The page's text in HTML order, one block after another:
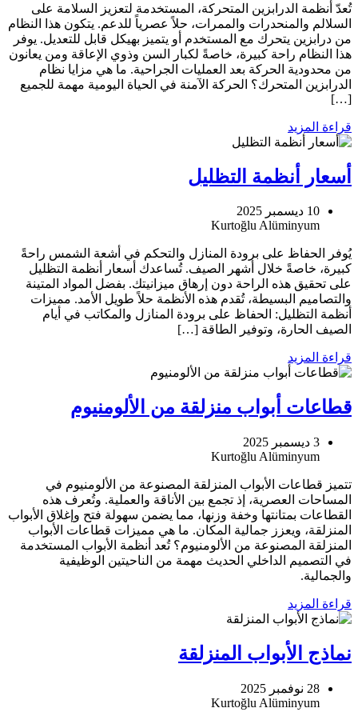
تُعدّ أنظمة الدرابزين المتحركة، المستخدمة لتعزيز السلامة على
السلالم والمنحدرات والممرات، حلاً عصرياً للدعم. يتكون هذا النظام
من درابزين يتحرك مع المستخدم أو يتميز بهيكل قابل للتعديل. يوفر
هذا النظام راحة كبيرة، خاصةً لكبار السن وذوي الإعاقة ومن يعانون
من محدودية الحركة بعد العمليات الجراحية. ما هي مزايا نظام
الدرابزين المتحرك؟ الحركة الآمنة في الحياة اليومية مهمة للجميع
[…]
قراءة المزيد
أسعار أنظمة التظليل
10 ديسمبر 2025
يُوفر الحفاظ على برودة المنازل والتحكم في أشعة الشمس راحةً
كبيرة، خاصةً خلال أشهر الصيف. تُساعدك أسعار أنظمة التظليل
على تحقيق هذه الراحة دون إرهاق ميزانيتك. بفضل المواد المتينة
والتصاميم البسيطة، تُقدم هذه الأنظمة حلاً طويل الأمد. مميزات
أنظمة التظليل: الحفاظ على برودة المنازل والمكاتب في أيام
الصيف الحارة، وتوفير الطاقة […]
قراءة المزيد
قطاعات أبواب منزلقة من الألومنيوم
3 ديسمبر 2025
تتميز قطاعات الأبواب المنزلقة المصنوعة من الألومنيوم في
المساحات العصرية، إذ تجمع بين الأناقة والعملية. وتُعرف هذه
القطاعات بمتانتها وخفة وزنها، مما يضمن سهولة فتح وإغلاق الأبواب
المنزلقة، ويعزز جمالية المكان. ما هي مميزات قطاعات الأبواب
المنزلقة المصنوعة من الألومنيوم؟ تُعد أنظمة الأبواب المستخدمة
في التصميم الداخلي الحديث مهمة من الناحيتين الوظيفية
والجمالية.
قراءة المزيد
نماذج الأبواب المنزلقة
28 نوفمبر 2025